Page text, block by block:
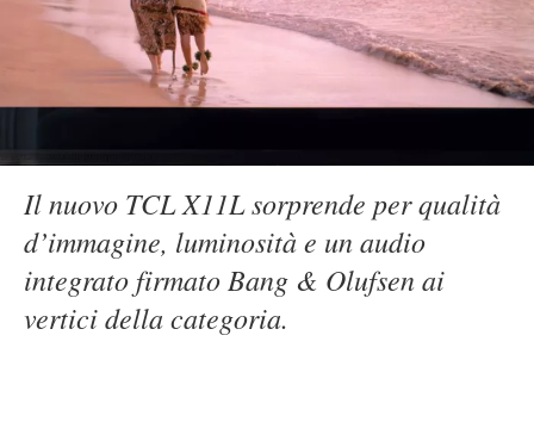
Il nuovo TCL X11L sorprende per qualità
d’immagine, luminosità e un audio
integrato firmato Bang & Olufsen ai
vertici della categoria.